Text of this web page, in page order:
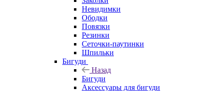
Невидимки
Ободки
Повязки
Резинки
Сеточки-паутинки
Шпильки
Бигуди
Назад
Бигуди
Аксессуары для бигуди